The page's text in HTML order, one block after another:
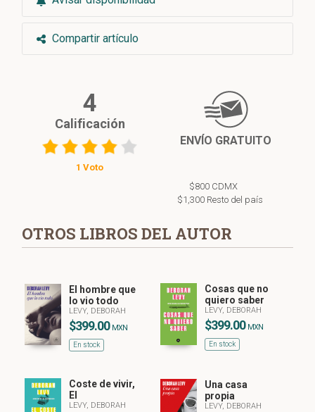
Compartir artículo
4
Calificación
1 Voto
ENVÍO GRATUITO
$800 CDMX
$1,300 Resto del país
OTROS LIBROS DEL AUTOR
El hombre que
lo vio todo
LEVY, DEBORAH
$399.00 MXN
En stock
Cosas que no
quiero saber
LEVY, DEBORAH
$399.00 MXN
En stock
Coste de vivir,
El
LEVY, DEBORAH
Una casa
propia
LEVY, DEBORAH